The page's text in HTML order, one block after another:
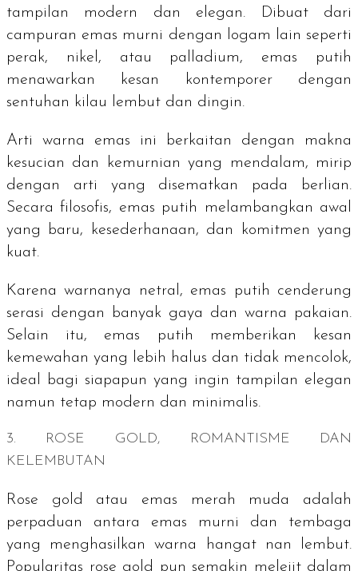
tampilan modern dan elegan. Dibuat dari
campuran emas murni dengan logam lain seperti
perak, nikel, atau palladium, emas putih
menawarkan kesan kontemporer dengan
sentuhan kilau lembut dan dingin.
Arti warna emas ini berkaitan dengan makna
kesucian dan kemurnian yang mendalam, mirip
dengan arti yang disematkan pada berlian.
Secara filosofis, emas putih melambangkan awal
yang baru, kesederhanaan, dan komitmen yang
kuat.
Karena warnanya netral, emas putih cenderung
serasi dengan banyak gaya dan warna pakaian.
Selain itu, emas putih memberikan kesan
kemewahan yang lebih halus dan tidak mencolok,
ideal bagi siapapun yang ingin tampilan elegan
namun tetap modern dan minimalis.
3. ROSE GOLD, ROMANTISME DAN
KELEMBUTAN
Rose gold atau emas merah muda adalah
perpaduan antara emas murni dan tembaga
yang menghasilkan warna hangat nan lembut.
Popularitas rose gold pun semakin melejit dalam